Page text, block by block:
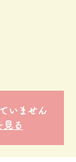
いません
見る